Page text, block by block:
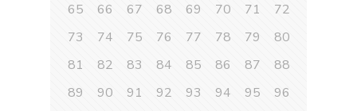
65
66 67 68 69 70 71
72
73
74 75 76 77 78 79
80
81
82 83 84 85 86 87
88
89
90 91 92 93 94 95
96